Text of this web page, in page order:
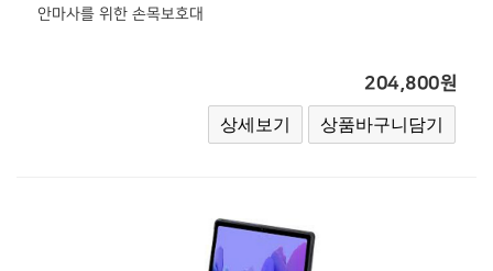
안마사를 위한 손목보호대
204,800원